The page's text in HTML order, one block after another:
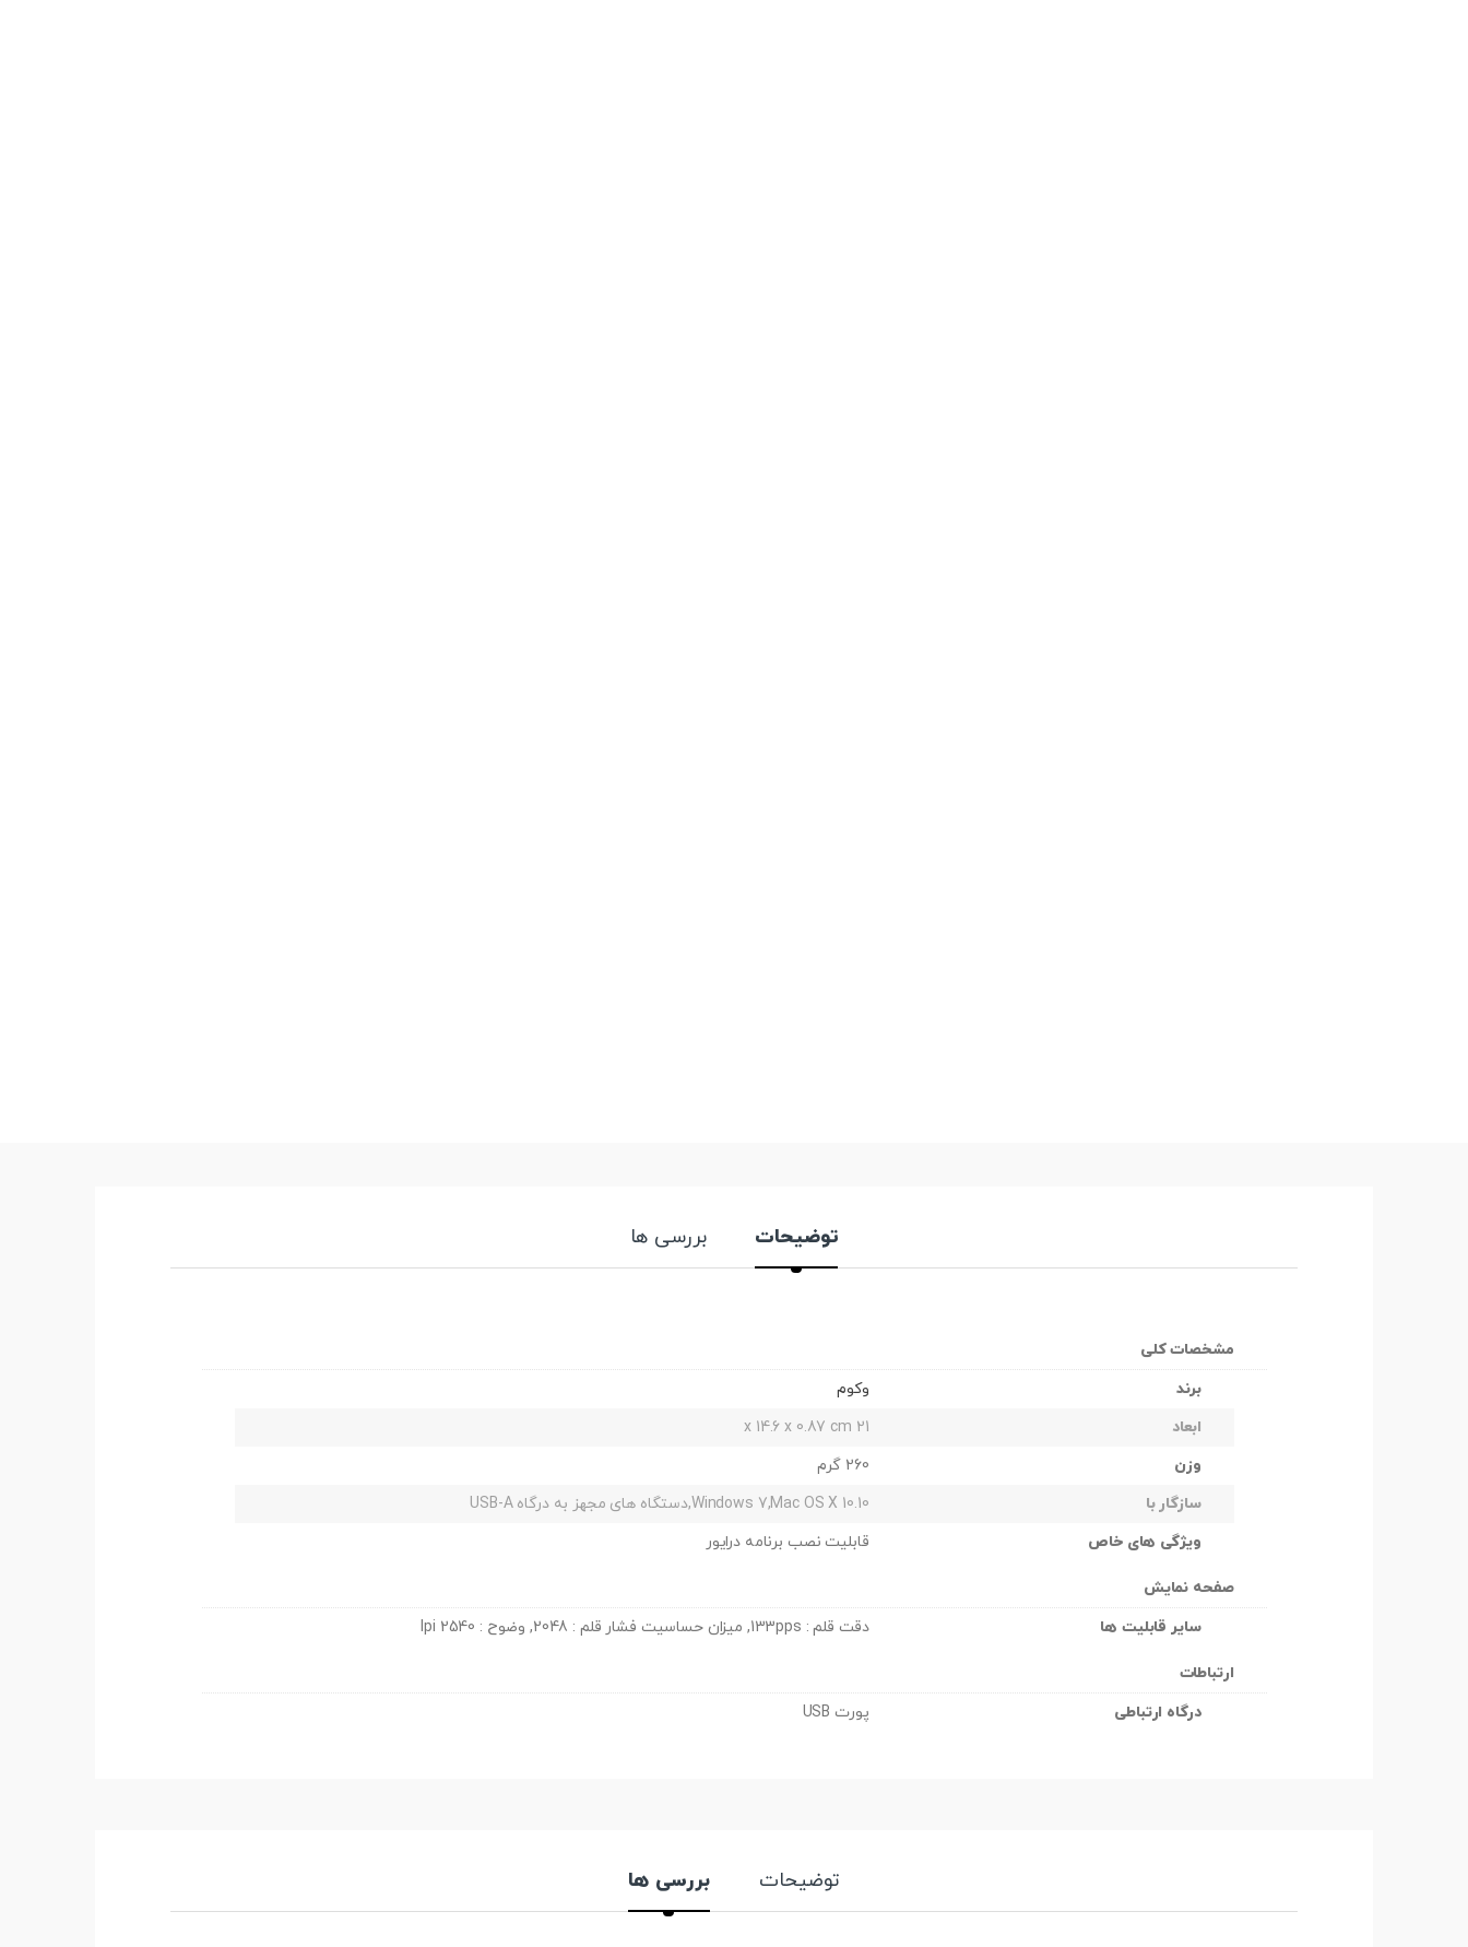
توضیحات بررسی ها
مشخصات کلی
برند
وکوم
ابعاد
21 x 14.6 x 0.87 cm
وزن
260 گرم
سازگار با
Windows 7,Mac OS X 10.10,دستگاه های مجهز به درگاه USB-A
ویژگی های خاص
قابلیت نصب برنامه درایور
صفحه نمایش
سایر قابلیت ها
دقت قلم : 133pps, میزان حساسیت فشار قلم : 2048, وضوح : 2540 lpi
ارتباطات
درگاه ارتباطی
پورت USB
توضیحات بررسی ها